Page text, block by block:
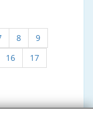
8
9
16
17